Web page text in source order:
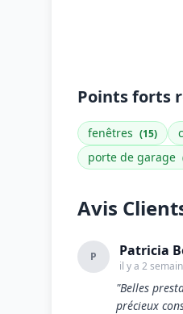
Points forts
fenêtres (15)
porte de garage
Avis
P Patricia
il y a 2
"Belles
précieux